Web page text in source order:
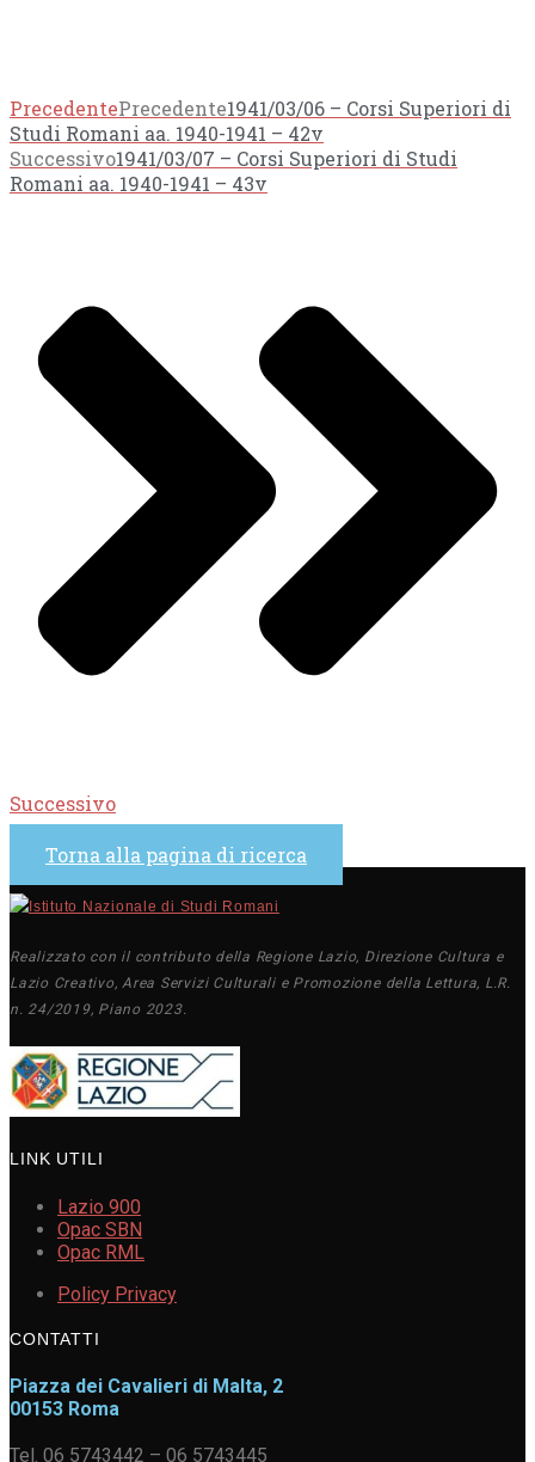
PrecedentePrecedente1941/03/06 – Corsi Superiori di
Studi Romani aa. 1940-1941 – 42v
Successivo1941/03/07 – Corsi Superiori di Studi
Romani aa. 1940-1941 – 43v
Successivo
Torna alla pagina di ricerca
Realizzato con il contributo della Regione Lazio, Direzione Cultura e
Lazio Creativo, Area Servizi Culturali e Promozione della Lettura, L.R.
n. 24/2019, Piano 2023.
LINK UTILI
Lazio 900
Opac SBN
Opac RML
Policy Privacy
CONTATTI
Piazza dei Cavalieri di Malta, 2
00153 Roma
Tel. 06 5743442 – 06 5743445